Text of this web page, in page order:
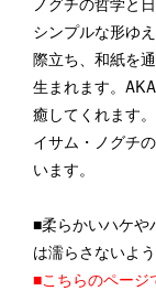
ノグチの哲学と
シンプルな形ゆ
際立ち、和紙を
生まれます。
癒してくれます。
イサム・ノグチ
います。
■柔らかいハケや
は濡らさないよ
■こちらのページ